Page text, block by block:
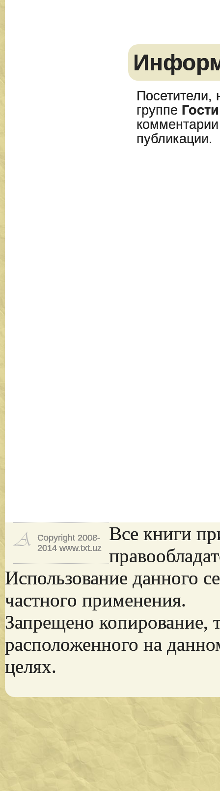
Посетители,
группе Гости
публикации.
Copyright 2008-
2014 www.txt.uz
Все книги
Использование данного
частного применения.
Запрещено копирование,
расположенного на
целях.